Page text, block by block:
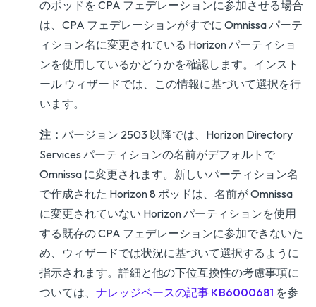
のポッドを CPA フェデレーションに参加させる場合
は、CPA フェデレーションがすでに Omnissa パーテ
ィション名に変更されている Horizon パーティショ
ンを使用しているかどうかを確認します。インスト
ール ウィザードでは、この情報に基づいて選択を行
います。
注： バージョン 2503 以降では、Horizon Directory
Services パーティションの名前がデフォルトで
Omnissa に変更されます。新しいパーティション名
で作成された Horizon 8 ポッドは、名前が Omnissa
に変更されていない Horizon パーティションを使用
する既存の CPA フェデレーションに参加できないた
め、ウィザードでは状況に基づいて選択するように
指示されます。詳細と他の下位互換性の考慮事項に
ついては、 ナレッジベースの記事 KB6000681 を参